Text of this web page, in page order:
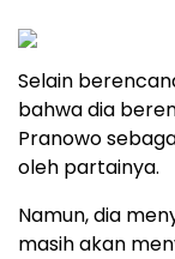
Selain
bahwa dia
Pranowo
oleh partainya.
Namun, dia
masih akan